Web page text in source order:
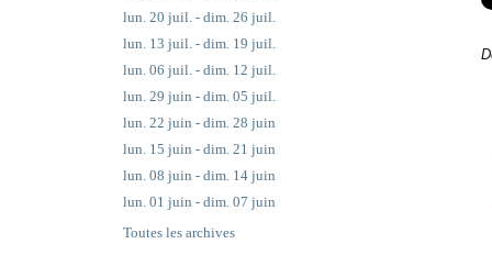
lun. 20 juil. - dim. 26 juil.
lun. 13 juil. - dim. 19 juil.
lun. 06 juil. - dim. 12 juil.
lun. 29 juin - dim. 05 juil.
lun. 22 juin - dim. 28 juin
lun. 15 juin - dim. 21 juin
lun. 08 juin - dim. 14 juin
lun. 01 juin - dim. 07 juin
Toutes les archives